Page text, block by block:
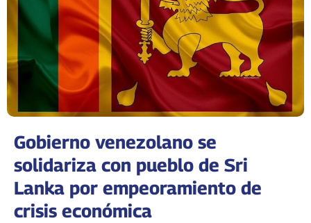
Gobierno venezolano se
solidariza con pueblo de Sri
Lanka por empeoramiento de
crisis económica